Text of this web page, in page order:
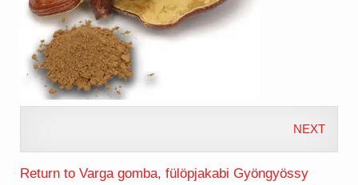
NEXT
Return to Varga gomba, fülöpjakabi Gyöngyössy